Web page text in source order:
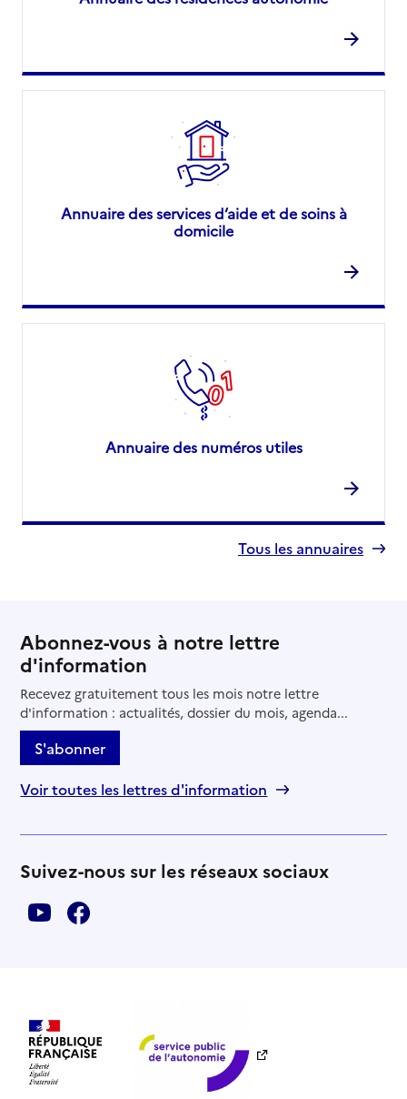
Annuaire des services d’aide et de soins à
domicile
Annuaire des numéros utiles
Tous les annuaires
Abonnez-vous à notre lettre
d'information
Recevez gratuitement tous les mois notre lettre
d'information : actualités, dossier du mois, agenda...
S'abonner
Voir toutes les lettres d'information
Suivez-nous sur les réseaux sociaux